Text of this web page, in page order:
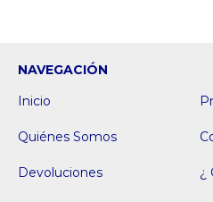
NAVEGACIÓN
Inicio
Quiénes Somos
Devoluciones ¿